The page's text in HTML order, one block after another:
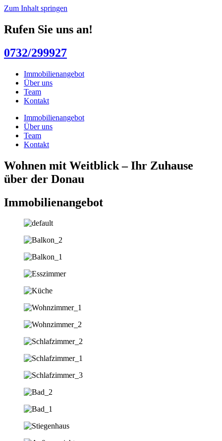
Zum Inhalt springen
Rufen Sie uns an!
0732/299927
Immobilienangebot
Über uns
Team
Kontakt
Immobilienangebot
Über uns
Team
Kontakt
Wohnen mit Weitblick – Ihr Zuhause
über der Donau
Immobilienangebot